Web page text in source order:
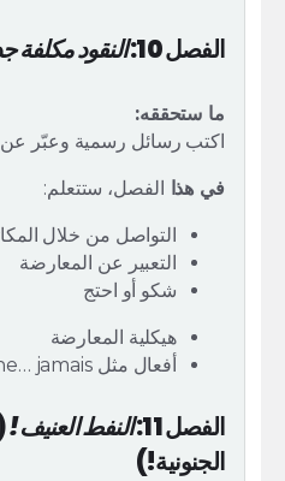
الفصل 10: النقود مكلفة
ما ستحققه:
اكتب رسائل رسمية وعبّر
في هذا الفصل، ستتعلم:
التواصل من خلال
التعبير عن المعارضة
شكو أو احتج
هيكلية المعارضة
أفعال مثل toujours، déjà، ne… jamais
الفصل 11: النفط العنيف!
الجنونية!)